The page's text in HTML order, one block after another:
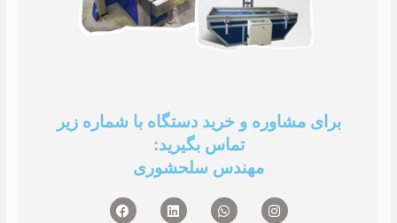
برای مشاوره و خرید دستگاه با شماره زیر
تماس بگیرید:
مهندس سلحشوری
I
n
W
h
L
i
F
a